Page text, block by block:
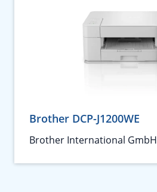
Brother DCP-J1200WE
Brother International GmbH